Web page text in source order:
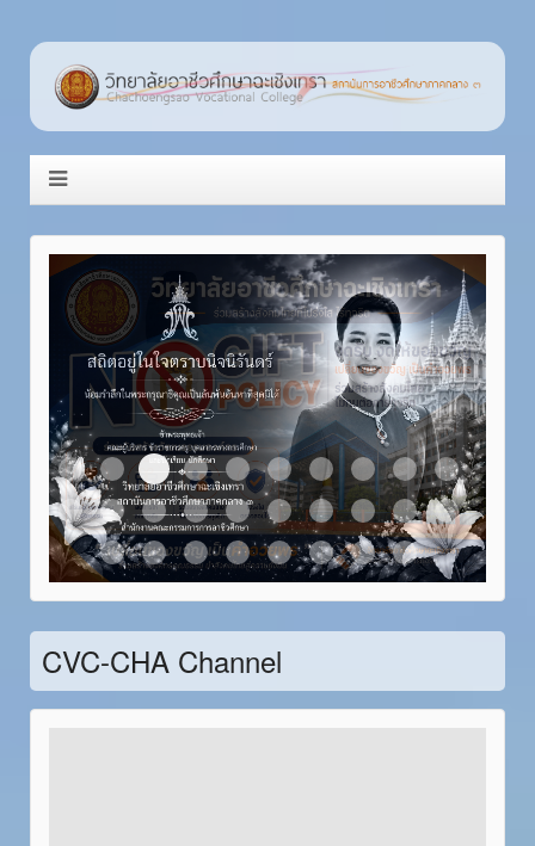
Item 1 Item 2Item 3Item 4Item 5Item 6 Item 7Item 8Item 9Item 10
Item 11Item 12Item 13Item 14Item 15Item 16Item 17Item 18Item 19Item 20
Item 21Item 22Item 23Item 24Item 25Item 26Item 27Item 28
CVC-CHA Channel